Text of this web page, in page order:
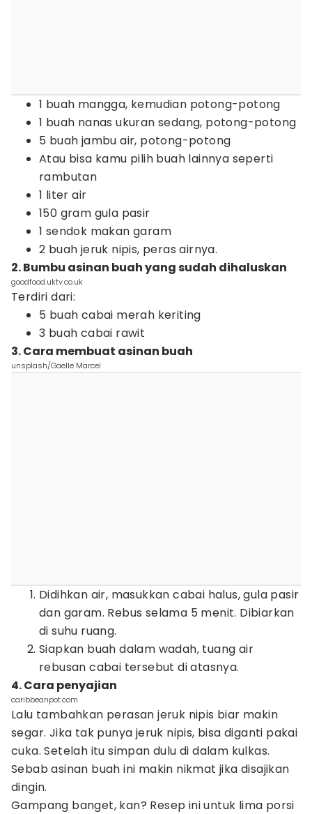
1 buah mangga, kemudian potong-potong
1 buah nanas ukuran sedang, potong-potong
5 buah jambu air, potong-potong
Atau bisa kamu pilih buah lainnya seperti
rambutan
1 liter air
150 gram gula pasir
1 sendok makan garam
2 buah jeruk nipis, peras airnya.
2. Bumbu asinan buah yang sudah dihaluskan
goodfood.uktv.co.uk
Terdiri dari:
5 buah cabai merah keriting
3 buah cabai rawit
3. Cara membuat asinan buah
unsplash/Gaelle Marcel
Didihkan air, masukkan cabai halus, gula pasir
dan garam. Rebus selama 5 menit. Dibiarkan
di suhu ruang.
Siapkan buah dalam wadah, tuang air
rebusan cabai tersebut di atasnya.
4. Cara penyajian
caribbeanpot.com
Lalu tambahkan perasan jeruk nipis biar makin
segar. Jika tak punya jeruk nipis, bisa diganti pakai
cuka. Setelah itu simpan dulu di dalam kulkas.
Sebab asinan buah ini makin nikmat jika disajikan
dingin.
Gampang banget, kan? Resep ini untuk lima porsi